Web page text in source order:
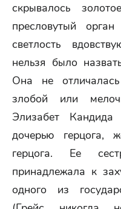
скрывалось
пресловутый
светлость
нельзя было
Она не
злобой или
Элизабет
дочерью герцога,
герцога. Ее
принадлежала к
одного из